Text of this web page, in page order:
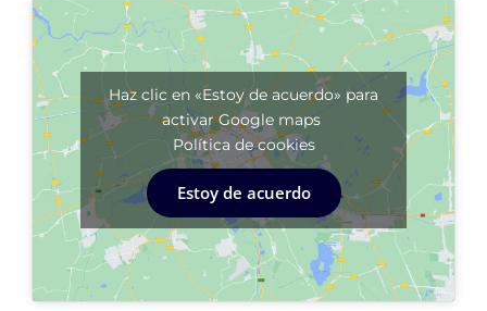
Haz clic en «Estoy de acuerdo» para
activar Google maps
Política de cookies
Estoy de acuerdo